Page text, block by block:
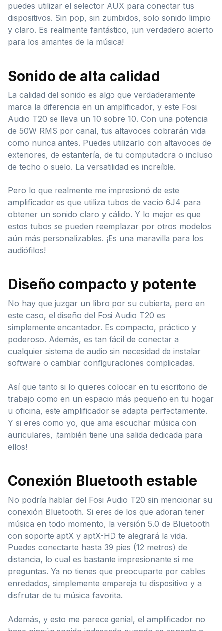
puedes utilizar el selector AUX para conectar tus
dispositivos. Sin pop, sin zumbidos, solo sonido limpio
y claro. Es realmente fantástico, ¡un verdadero acierto
para los amantes de la música!
Sonido de alta calidad
La calidad del sonido es algo que verdaderamente
marca la diferencia en un amplificador, y este Fosi
Audio T20 se lleva un 10 sobre 10. Con una potencia
de 50W RMS por canal, tus altavoces cobrarán vida
como nunca antes. Puedes utilizarlo con altavoces de
exteriores, de estantería, de tu computadora o incluso
de techo o suelo. La versatilidad es increíble.
Pero lo que realmente me impresionó de este
amplificador es que utiliza tubos de vacío 6J4 para
obtener un sonido claro y cálido. Y lo mejor es que
estos tubos se pueden reemplazar por otros modelos
aún más personalizables. ¡Es una maravilla para los
audiófilos!
Diseño compacto y potente
No hay que juzgar un libro por su cubierta, pero en
este caso, el diseño del Fosi Audio T20 es
simplemente encantador. Es compacto, práctico y
poderoso. Además, es tan fácil de conectar a
cualquier sistema de audio sin necesidad de instalar
software o cambiar configuraciones complicadas.
Así que tanto si lo quieres colocar en tu escritorio de
trabajo como en un espacio más pequeño en tu hogar
u oficina, este amplificador se adapta perfectamente.
Y si eres como yo, que ama escuchar música con
auriculares, ¡también tiene una salida dedicada para
ellos!
Conexión Bluetooth estable
No podría hablar del Fosi Audio T20 sin mencionar su
conexión Bluetooth. Si eres de los que adoran tener
música en todo momento, la versión 5.0 de Bluetooth
con soporte aptX y aptX-HD te alegrará la vida.
Puedes conectarte hasta 39 pies (12 metros) de
distancia, lo cual es bastante impresionante si me
preguntas. Ya no tienes que preocuparte por cables
enredados, simplemente empareja tu dispositivo y a
disfrutar de tu música favorita.
Además, y esto me parece genial, el amplificador no